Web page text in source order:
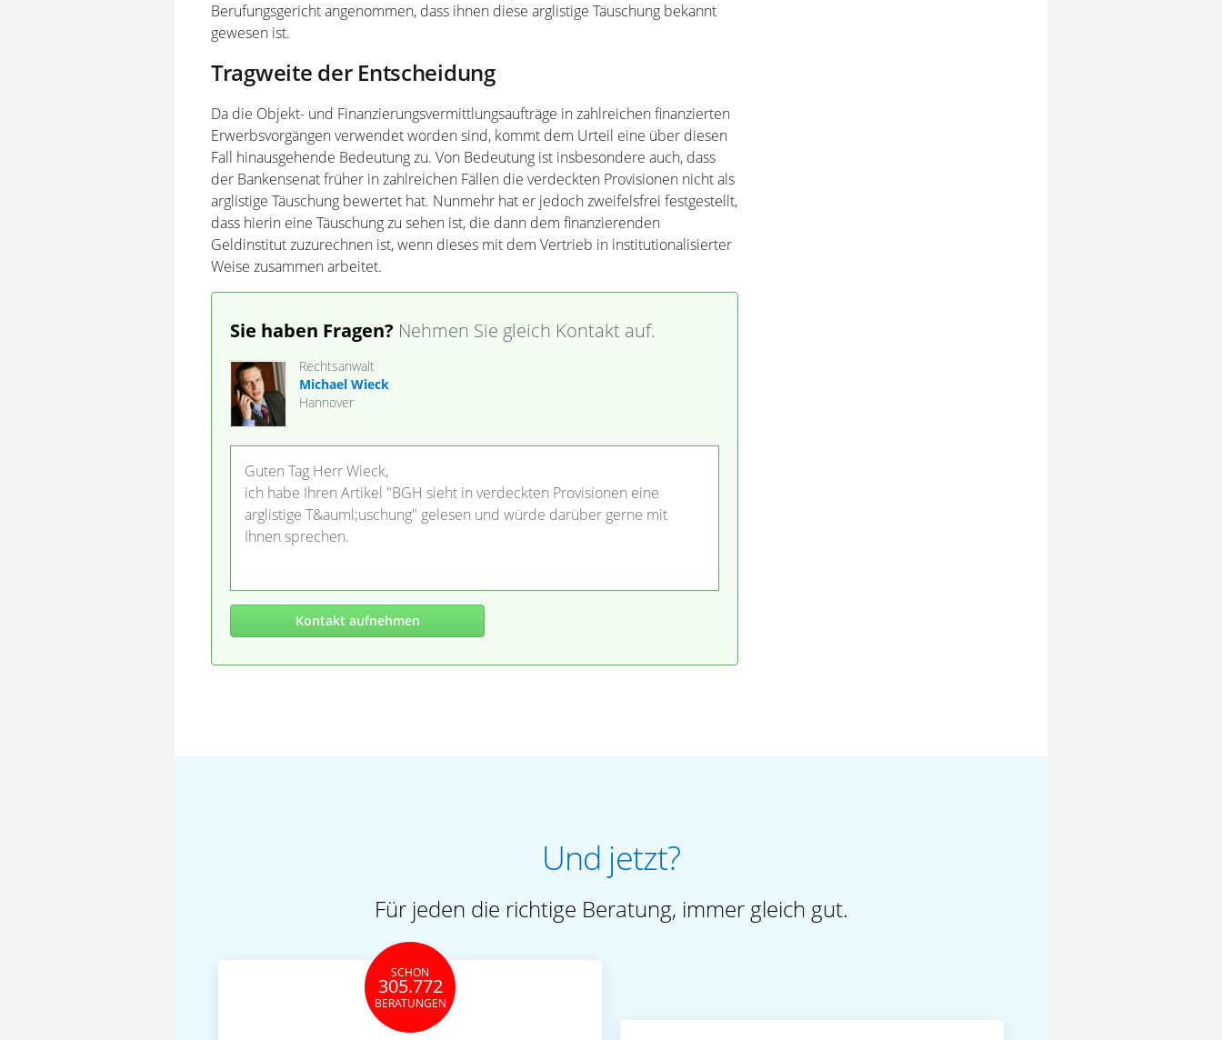
Berufungsgericht angenommen, dass ihnen diese arglistige Täuschung bekannt
gewesen ist.
Tragweite der Entscheidung
Da die Objekt- und Finanzierungsvermittlungsaufträge in zahlreichen finanzierten
Erwerbsvorgängen verwendet worden sind, kommt dem Urteil eine über diesen
Fall hinausgehende Bedeutung zu. Von Bedeutung ist insbesondere auch, dass
der Bankensenat früher in zahlreichen Fällen die verdeckten Provisionen nicht als
arglistige Täuschung bewertet hat. Nunmehr hat er jedoch zweifelsfrei festgestellt,
dass hierin eine Täuschung zu sehen ist, die dann dem finanzierenden
Geldinstitut zuzurechnen ist, wenn dieses mit dem Vertrieb in institutionalisierter
Weise zusammen arbeitet.
Sie haben Fragen? Nehmen Sie gleich Kontakt auf.
Rechtsanwalt
Michael Wieck
Hannover
Guten Tag Herr Wieck,
ich habe Ihren Artikel "BGH sieht in verdeckten Provisionen eine
arglistige T&auml;uschung" gelesen und würde darüber gerne mit
Ihnen sprechen.
Kontakt aufnehmen
Und jetzt?
Für jeden die richtige Beratung, immer gleich gut.
SCHON
305.772
BERATUNGEN